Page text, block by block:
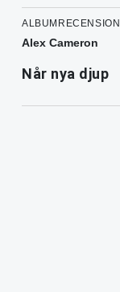
Alex Cameron
Når nya djup